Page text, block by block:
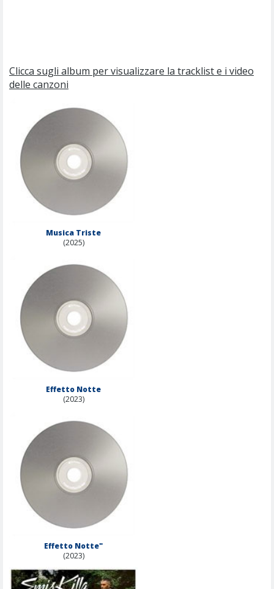
Clicca sugli album per visualizzare la tracklist e i video
delle canzoni
Musica Triste
(2025)
Effetto Notte
(2023)
Effetto Notte"
(2023)